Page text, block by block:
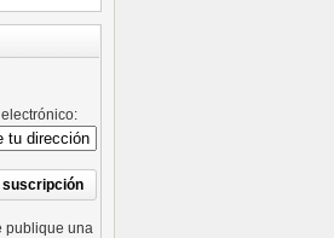
publique una